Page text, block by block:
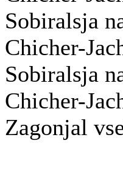
Sobiralsja
Chicher-
Sobiralsja
Chicher-
Zagonjal